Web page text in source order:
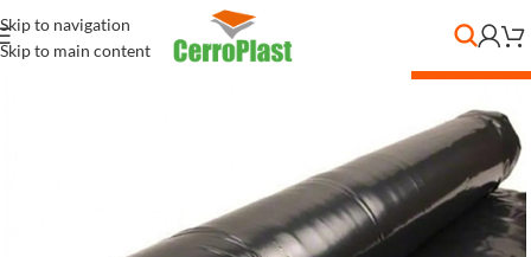
Skip to navigation
Skip to main content